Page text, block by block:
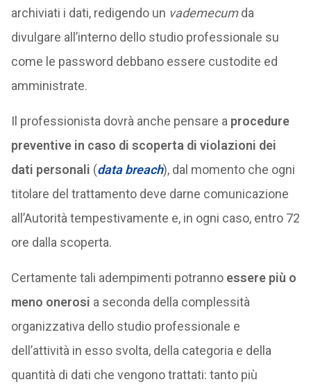
archiviati i dati, redigendo un vademecumda
divulgare all’interno dello studio professionale su
come le password debbano essere custodite ed
amministrate.
Il professionista dovrà anche pensare a procedure
preventive in caso di scoperta di violazioni dei
dati personali (data breach), dal momento che ogni
titolare del trattamento deve darne comunicazione
all’Autorità tempestivamente e, in ogni caso, entro 72
ore dalla scoperta.
Certamente tali adempimenti potranno essere più o
meno onerosi a seconda della complessità
organizzativa dello studio professionale e
dell’attività in esso svolta, della categoria e della
quantità di dati che vengono trattati: tanto più